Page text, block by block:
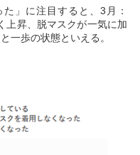
」に注目すると、3月：
上昇、脱マスクが一気に加
一歩の状態といえる。